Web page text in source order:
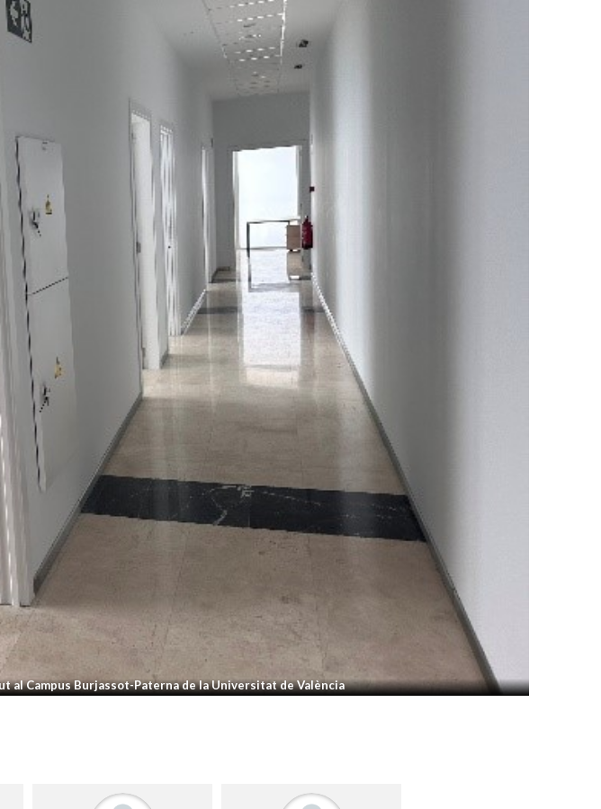
al Campus Burjassot-Paterna de la Universitat de València